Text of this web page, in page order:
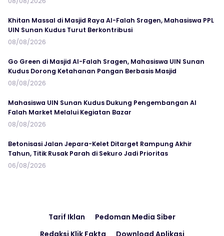
Khitan Massal di Masjid Raya Al-Falah Sragen, Mahasiswa PPL
UIN Sunan Kudus Turut Berkontribusi
08/08/2026
Go Green di Masjid Al-Falah Sragen, Mahasiswa UIN Sunan
Kudus Dorong Ketahanan Pangan Berbasis Masjid
08/08/2026
Mahasiswa UIN Sunan Kudus Dukung Pengembangan Al
Falah Market Melalui Kegiatan Bazar
08/08/2026
Betonisasi Jalan Jepara-Kelet Ditarget Rampung Akhir
Tahun, Titik Rusak Parah di Sekuro Jadi Prioritas
06/08/2026
Tarif Iklan
Pedoman Media Siber
Redaksi Klik Fakta
Download Aplikasi